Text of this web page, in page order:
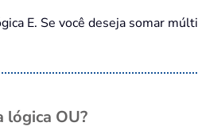
E. Se você deseja somar
lógica OU?